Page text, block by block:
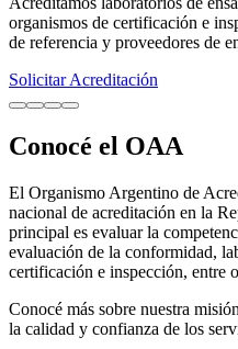
organismos de certificación e
de referencia y proveedores de
Solicitar Acreditación
Conocé el OAA
El Organismo Argentino de
nacional de acreditación en la
principal es evaluar la
evaluación de la conformidad,
certificación e inspección, entre
Conocé más sobre nuestra
la calidad y confianza de los